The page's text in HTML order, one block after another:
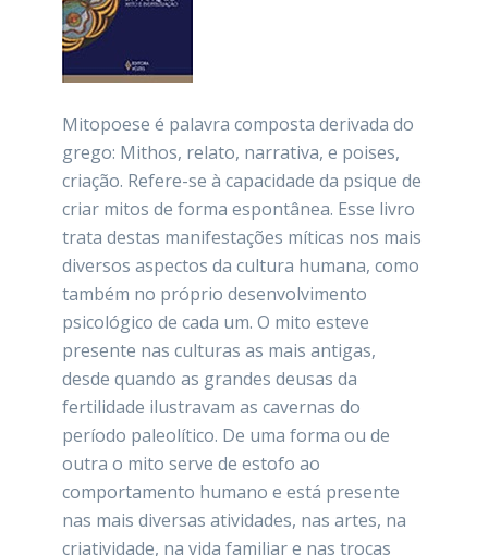
Mitopoese é palavra composta derivada do
grego: Mithos, relato, narrativa, e poises,
criação. Refere-se à capacidade da psique de
criar mitos de forma espontânea. Esse livro
trata destas manifestações míticas nos mais
diversos aspectos da cultura humana, como
também no próprio desenvolvimento
psicológico de cada um. O mito esteve
presente nas culturas as mais antigas,
desde quando as grandes deusas da
fertilidade ilustravam as cavernas do
período paleolítico. De uma forma ou de
outra o mito serve de estofo ao
comportamento humano e está presente
nas mais diversas atividades, nas artes, na
criatividade, na vida familiar e nas trocas